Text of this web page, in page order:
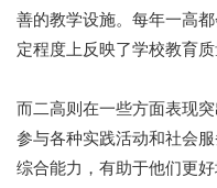
善的教学设施。每年一高
定程度上反映了学校教育质
而二高则在一些方面表现
参与各种实践活动和社会
综合能力，有助于他们更好